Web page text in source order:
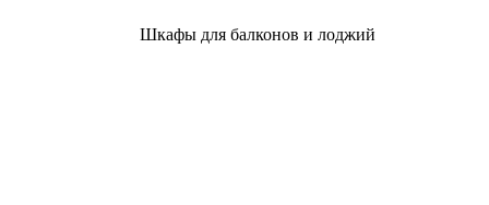
Шкафы для балконов и лоджий